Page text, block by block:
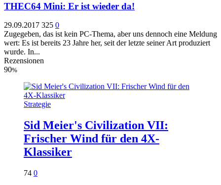
THEC64 Mini: Er ist wieder da!
29.09.2017 325 0
Zugegeben, das ist kein PC-Thema, aber uns dennoch eine Meldung
wert: Es ist bereits 23 Jahre her, seit der letzte seiner Art produziert
wurde. In...
Rezensionen
90%
Strategie
Sid Meier's Civilization VII:
Frischer Wind für den 4X-
Klassiker
74 0